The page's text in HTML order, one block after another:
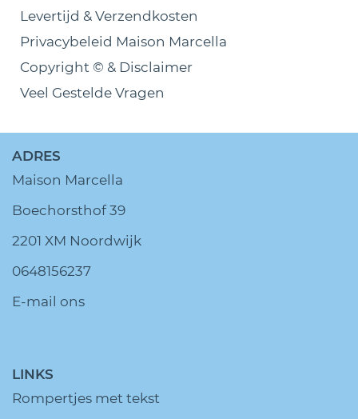
Levertijd & Verzendkosten
Privacybeleid Maison Marcella
Copyright © & Disclaimer
Veel Gestelde Vragen
ADRES
Maison Marcella
Boechorsthof 39
2201 XM Noordwijk
0648156237
E-mail ons
LINKS
Rompertjes met tekst